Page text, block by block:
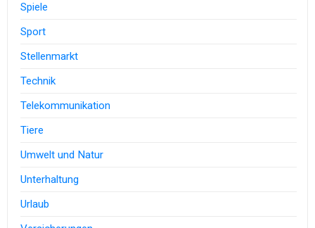
Spiele
Sport
Stellenmarkt
Technik
Telekommunikation
Tiere
Umwelt und Natur
Unterhaltung
Urlaub